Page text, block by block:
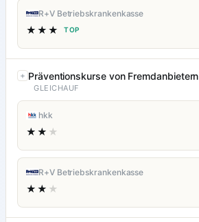
R+V Betriebskrankenkasse
★★★ TOP
Präventionskurse von Fremdanbietern
GLEICHAUF
hkk
★★ ★
R+V Betriebskrankenkasse
★★ ★